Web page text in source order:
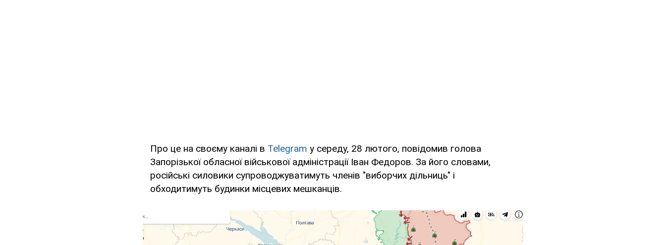
Про це на своєму каналі в Telegram у середу, 28 лютого, повідомив голова
Запорізької обласної військової адміністрації Іван Федоров. За його словами,
російські силовики супроводжуватимуть членів "виборчих дільниць" і
обходитимуть будинки місцевих мешканців.